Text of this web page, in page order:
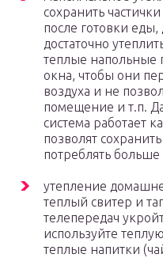
сохранить
после готовки
достаточно
теплые напольные
окна, чтобы они
воздуха и не
помещение и т.п.
система работает
позволят
потреблять
утепление
теплый свитер и
телепередач
используйте
теплые напитки